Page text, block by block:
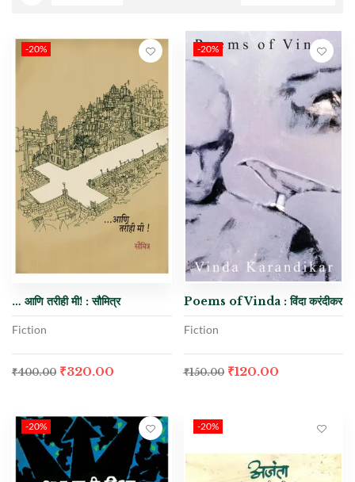
-20%
… आणि तरीही मी! : सौमित्र
Fiction
₹400.00 ₹320.00
-20%
Poems of Vinda : विंदा करंदीकर
Fiction
₹150.00 ₹120.00
-20% -20%